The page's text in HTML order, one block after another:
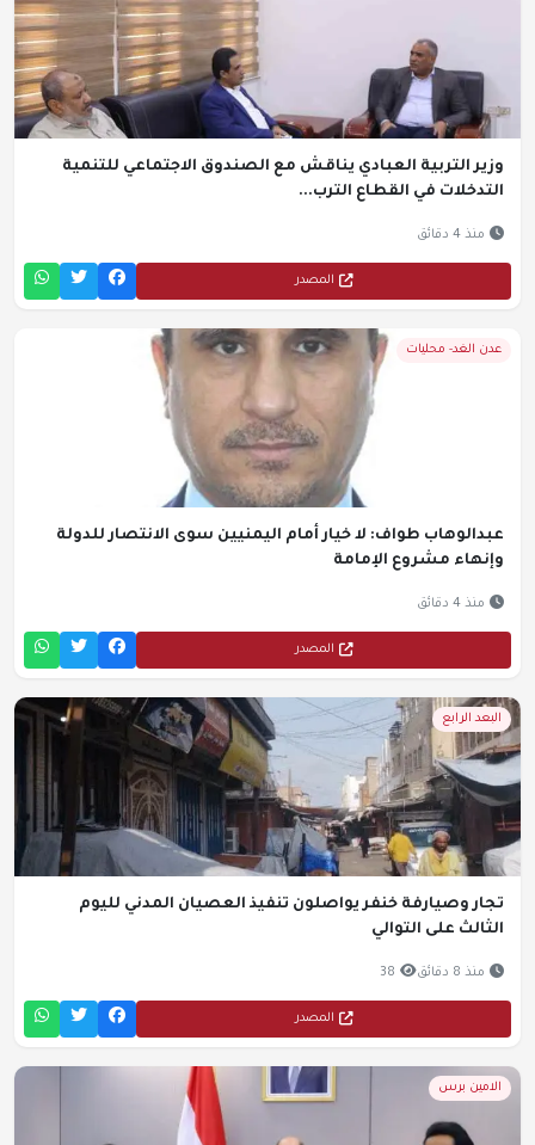
وزير التربية العبادي يناقش مع الصندوق الاجتماعي للتنمية
التدخلات في القطاع الترب...
منذ 4 دقائق
المصدر
عدن الغد- محليات
عبدالوهاب طواف: لا خيار أمام اليمنيين سوى الانتصار للدولة
وإنهاء مشروع الإمامة
منذ 4 دقائق
المصدر
البعد الرابع
تجار وصيارفة خنفر يواصلون تنفيذ العصيان المدني لليوم
الثالث على التوالي
منذ 8 دقائق 38
المصدر
الامين برس